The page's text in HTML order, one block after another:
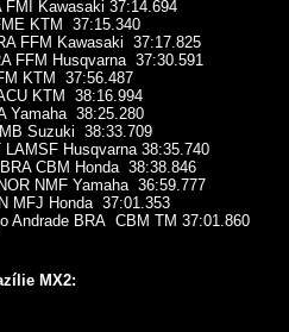
FMI Kawasaki 37:14.694
KTM 37:15.340
FFM Kawasaki 37:17.825
FFM Husqvarna 37:30.591
KTM 37:56.487
KTM 38:16.994
Yamaha 38:25.280
Suzuki 38:33.709
Husqvarna 38:35.740
CBM Honda 38:38.846
NMF Yamaha 36:59.777
MFJ Honda 37:01.353
Andrade BRA CBM TM 37:01.860
MX2: